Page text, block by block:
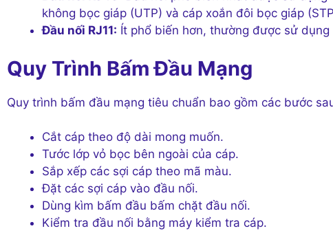
không bọc giáp (UTP) và cáp xoắn đôi bọc giáp
Đầu nối RJ11: Ít phổ biến hơn, thường được sử
Quy Trình Bấm Đầu Mạng
Quy trình bấm đầu mạng tiêu chuẩn bao gồm các bước
Cắt cáp theo độ dài mong muốn.
Tước lớp vỏ bọc bên ngoài của cáp.
Sắp xếp các sợi cáp theo mã màu.
Đặt các sợi cáp vào đầu nối.
Dùng kìm bấm đầu bấm chặt đầu nối.
Kiểm tra đầu nối bằng máy kiểm tra cáp.